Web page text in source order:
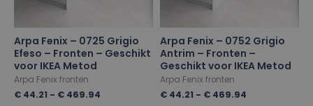
Arpa Fenix – 0725 Grigio
Efeso – Fronten – Geschikt
voor IKEA Metod
Arpa Fenix fronten
€ 44.21 - € 469.94
Arpa Fenix – 0752 Grigio
Antrim – Fronten –
Geschikt voor IKEA Metod
Arpa Fenix fronten
€ 44.21 - € 469.94